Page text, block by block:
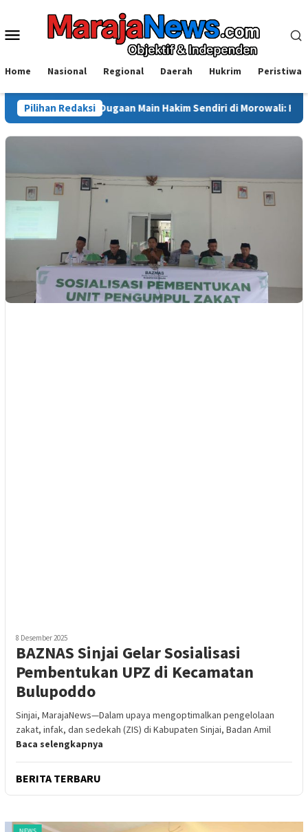
konten
Menu
Home Nasional Regional Daerah Hukrim Peristiwa
Pilihan Redaksi
Dugaan Main Hakim Sendiri di Morowali: Hukum Harus
8 Desember 2025
BAZNAS Sinjai Gelar Sosialisasi
Pembentukan UPZ di Kecamatan
Bulupoddo
Sinjai, MarajaNews—Dalam upaya mengoptimalkan pengelolaan
zakat, infak, dan sedekah (ZIS) di Kabupaten Sinjai, Badan Amil
Baca selengkapnya
BERITA TERBARU